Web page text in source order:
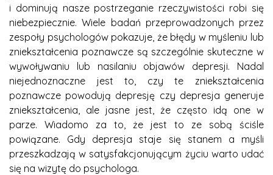
i dominują nasze postrzeganie rzeczywistości robi się
niebezpiecznie. Wiele badań przeprowadzonych przez
zespoły psychologów pokazuje, że błędy w myśleniu lub
zniekształcenia poznawcze są szczególnie skuteczne w
wywoływaniu lub nasilaniu objawów depresji. Nadal
niejednoznaczne jest to, czy te zniekształcenia
poznawcze powodują depresję czy depresja generuje
zniekształcenia, ale jasne jest, że często idą one w
parze. Wiadomo za to, że jest to ze sobą ściśle
powiązane. Gdy depresja staje się stanem a myśli
przeszkadzają w satysfakcjonującym życiu warto udać
się na wizytę do psychologa.